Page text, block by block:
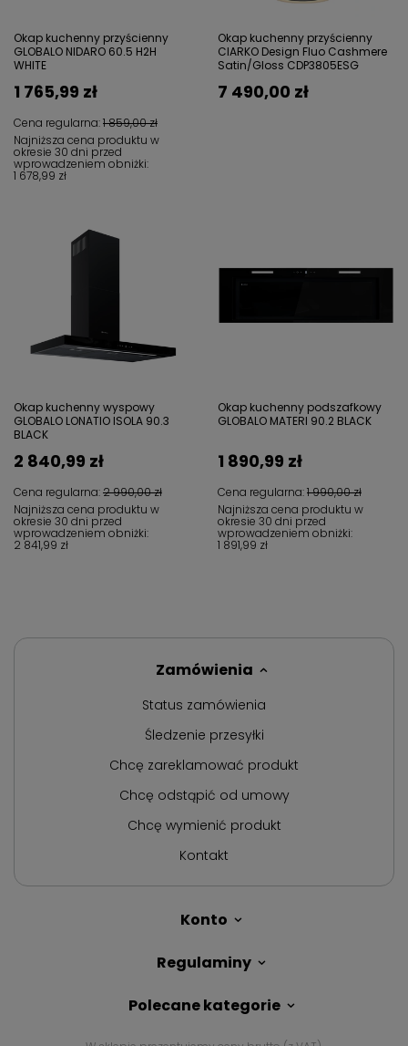
Okap kuchenny przyścienny
GLOBALO NIDARO 60.5 H2H
WHITE
Cena regularna:1 859,00 zł
1 765,99 zł
Najniższa cena produktu w
okresie 30 dni przed
wprowadzeniem obniżki:
1 678,99 zł
Okap kuchenny przyścienny
CIARKO Design Fluo Cashmere
Satin/Gloss CDP3805ESG
7 490,00 zł
Okap kuchenny wyspowy
GLOBALO LONATIO ISOLA 90.3
BLACK
Cena regularna:2 990,00 zł
2 840,99 zł
Najniższa cena produktu w
okresie 30 dni przed
wprowadzeniem obniżki:
2 841,99 zł
Okap kuchenny podszafkowy
GLOBALO MATERI 90.2 BLACK
Cena regularna:1 990,00 zł
1 890,99 zł
Najniższa cena produktu w
okresie 30 dni przed
wprowadzeniem obniżki:
1 891,99 zł
Zamówienia
Status zamówienia
Śledzenie przesyłki
Chcę zareklamować produkt
Chcę odstąpić od umowy
Chcę wymienić produkt
Kontakt
Konto
Regulaminy
Polecane kategorie